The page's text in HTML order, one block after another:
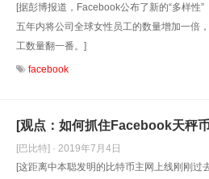
[据彭博报道，Facebook公布了新的“多样性
五年内将公司全球女性员工的数量增加一倍
工数量翻一番。]
facebook
[观点：如何抓住Facebook天秤
[巴比特] · 2019年7月4日
[这距离中本聪发明的比特币主网上线刚刚过